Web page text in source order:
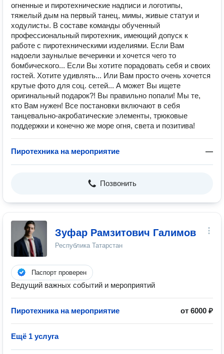
огненные и пиротехнические надписи и логотипы,
тяжелый дым на первый танец, мимы, живые статуи и
ходулисты. В составе команды обученный
профессиональный пиротехник, имеющий допуск к
работе с пиротехническими изделиями. Если Вам
надоели заунылые вечеринки и хочется чего то
бомбического... Если Вы хотите порадовать себя и своих
гостей. Хотите удивлять... Или Вам просто очень хочется
крутые фото для соц. сетей... А может Вы ищете
оригинальный подарок?! Вы правильно попали! Мы те,
кто Вам нужен! Все постановки включают в себя
танцевально-акробатические элементы, трюковые
поддержки и конечно же море огня, света и позитива!
Пиротехника на мероприятие —
Позвонить
Зуфар Рамзитович Галимов
Республика Татарстан
Паспорт проверен
Ведущий важных событий и мероприятий
Пиротехника на мероприятие от 6000 ₽
Ещё 1 услуга